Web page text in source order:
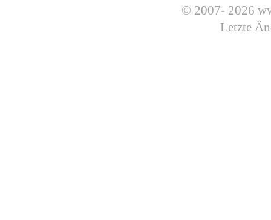
© 2007- 2026
Letzte